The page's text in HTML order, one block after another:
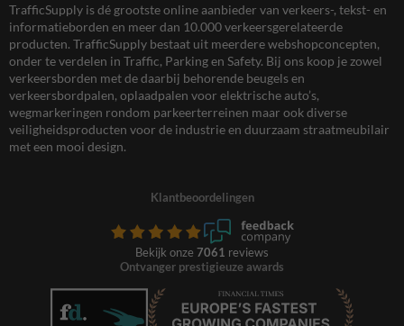
TrafficSupply is dé grootste online aanbieder van verkeers-, tekst- en
informatieborden en meer dan 10.000 verkeersgerelateerde
producten. TrafficSupply bestaat uit meerdere webshopconcepten,
onder te verdelen in Traffic, Parking en Safety. Bij ons koop je zowel
verkeersborden met de daarbij behorende beugels en
verkeersbordpalen, oplaadpalen voor elektrische auto’s,
wegmarkeringen rondom parkeerterreinen maar ook diverse
veiligheidsproducten voor de industrie en duurzaam straatmeubilair
met een mooi design.
Klantbeoordelingen
Bekijk onze 7061 reviews
Ontvanger prestigieuze awards